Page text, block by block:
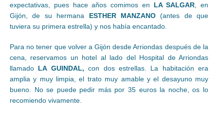
expectativas, pues hace años comimos en LA SALGAR , en
Gijón, de su hermana ESTHER MANZANO(antes de que
tuviera su primera estrella) y nos había encantado.
Para no tener que volver a Gijón desde Arriondas después de la
cena, reservamos un hotel al lado del Hospital de Arriondas
llamado LA GUINDAL, con dos estrellas. La habitación era
amplia y muy limpia, el trato muy amable y el desayuno muy
bueno. No se puede pedir más por 35 euros la noche, os lo
recomiendo vivamente.